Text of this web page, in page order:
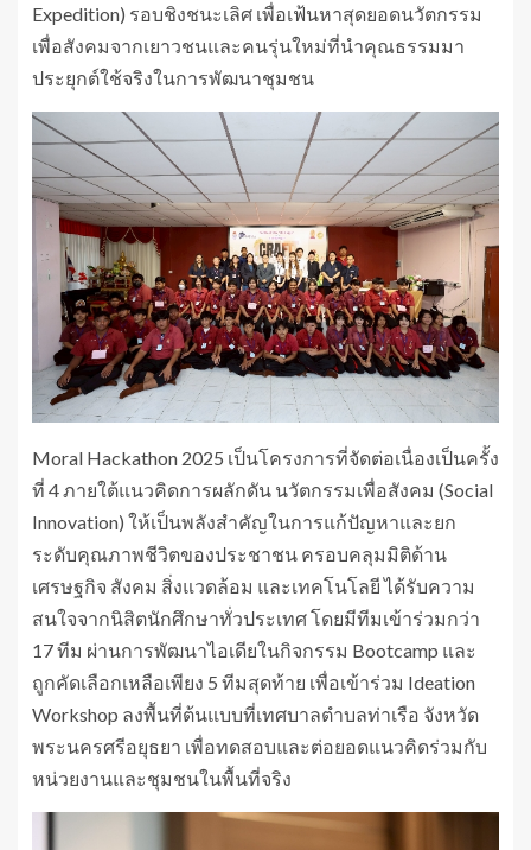
Expedition) รอบชิงชนะเลิศ เพื่อเฟ้นหาสุดยอดนวัตกรรม
เพื่อสังคมจากเยาวชนและคนรุ่นใหม่ที่นำคุณธรรมมา
ประยุกต์ใช้จริงในการพัฒนาชุมชน
Moral Hackathon 2025 เป็นโครงการที่จัดต่อเนื่องเป็นครั้ง
ที่ 4 ภายใต้แนวคิดการผลักดัน นวัตกรรมเพื่อสังคม (Social
Innovation) ให้เป็นพลังสำคัญในการแก้ปัญหาและยก
ระดับคุณภาพชีวิตของประชาชน ครอบคลุมมิติด้าน
เศรษฐกิจ สังคม สิ่งแวดล้อม และเทคโนโลยี ได้รับความ
สนใจจากนิสิตนักศึกษาทั่วประเทศ โดยมีทีมเข้าร่วมกว่า
17 ทีม ผ่านการพัฒนาไอเดียในกิจกรรม Bootcamp และ
ถูกคัดเลือกเหลือเพียง 5 ทีมสุดท้าย เพื่อเข้าร่วม Ideation
Workshop ลงพื้นที่ต้นแบบที่เทศบาลตำบลท่าเรือ จังหวัด
พระนครศรีอยุธยา เพื่อทดสอบและต่อยอดแนวคิดร่วมกับ
หน่วยงานและชุมชนในพื้นที่จริง